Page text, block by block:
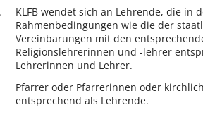
KLFB wendet sich an Lehrende, die in
Rahmenbedingungen wie die der
Vereinbarungen mit den
Religionslehrerinnen und -lehrer
Lehrerinnen und Lehrer.
Pfarrer oder Pfarrerinnen oder
entsprechend als Lehrende.